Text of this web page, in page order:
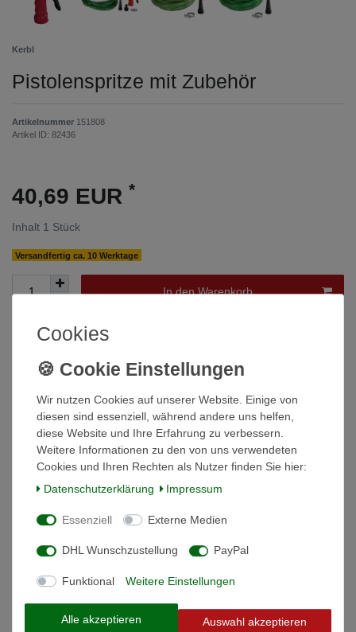
Kerbl
Pistolenspritze mit Zubehör
Artikelnummer 151808
Artikel ID: 82436
40,69 EUR *
Inhalt 1 Stück
Versandfertig ca. 10 Werktage
In den Warenkorb
Wunschliste
Beschreibung
Technische Daten
Weitere Details
Informationen zur Produktsicherheit
Cookies
Wir nutzen Cookies auf unserer Website. Einige von
diesen sind essenziell, während andere uns helfen,
diese Website und Ihre Erfahrung zu verbessern.
Weitere Informationen zu den von uns verwendeten
Cookies und Ihren Rechten als Nutzer finden Sie hier:
Daten­schutz­erklärung
Impressum
Essenziell Externe Medien
DHL Wunschzustellung PayPal
Funktional Weitere Einstellungen
Alle akzeptieren Auswahl akzeptieren